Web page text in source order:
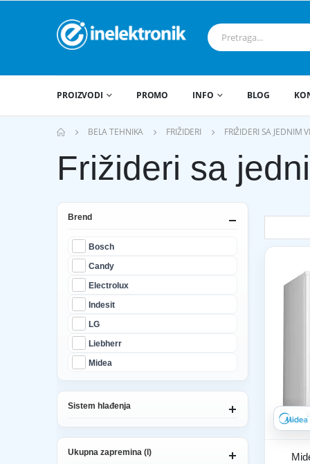
PROIZVODI PROMO INFO BLOG
BELA TEHNIKA FRIŽIDERI FRIŽIDERI SA JEDNIM
Frižideri sa
Brend
Bosch
Candy
Electrolux
Indesit
LG
Liebherr
Midea
Sistem hlađenja
Ukupna zapremina (l)